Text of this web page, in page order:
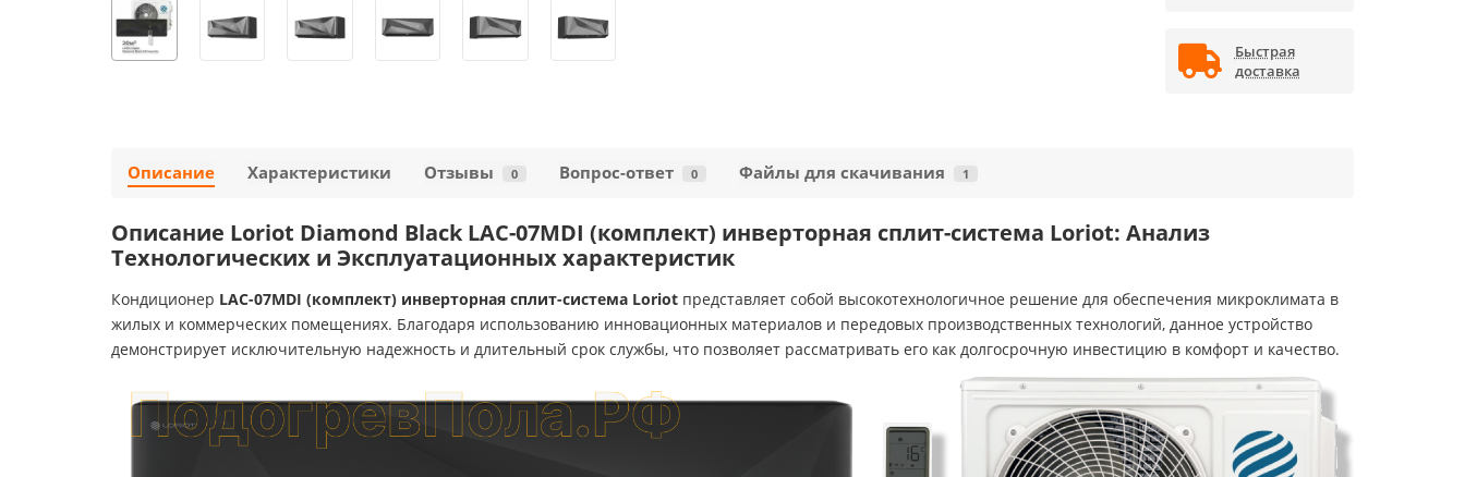
Быстрая
доставка
Описание Характеристики Отзывы 0 Вопрос-ответ 0 Файлы для скачивания 1
Описание Loriot Diamond Black LAC-07MDI (комплект) инверторная сплит-система Loriot: Анализ
Технологических и Эксплуатационных характеристик
Кондиционер LAC-07MDI (комплект) инверторная сплит-система Loriot представляет собой высокотехнологичное решение для обеспечения микроклимата в
жилых и коммерческих помещениях. Благодаря использованию инновационных материалов и передовых производственных технологий, данное устройство
демонстрирует исключительную надежность и длительный срок службы, что позволяет рассматривать его как долгосрочную инвестицию в комфорт и качество.